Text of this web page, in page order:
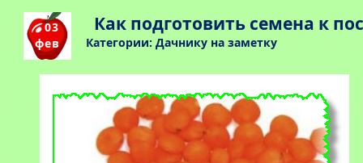
03
фев
Как подготовить семена к
Категории: Дачнику на заметку